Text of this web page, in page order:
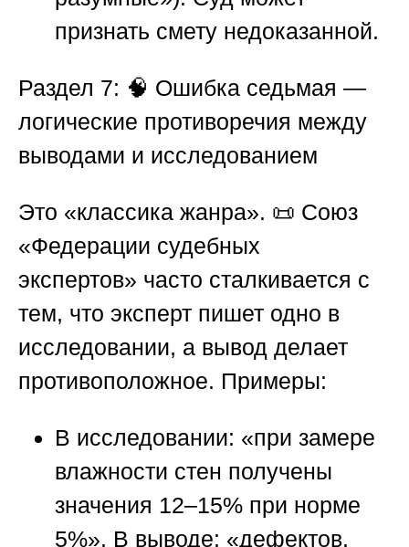
признать смету недоказанной.
Раздел 7: 🧠 Ошибка седьмая —
логические противоречия между
выводами и исследованием
Это «классика жанра». 📜 Союз
«Федерации судебных
экспертов» часто сталкивается с
тем, что эксперт пишет одно в
исследовании, а вывод делает
противоположное. Примеры:
В исследовании: «при замере
влажности стен получены
значения 12–15% при норме
5%». В выводе: «дефектов,